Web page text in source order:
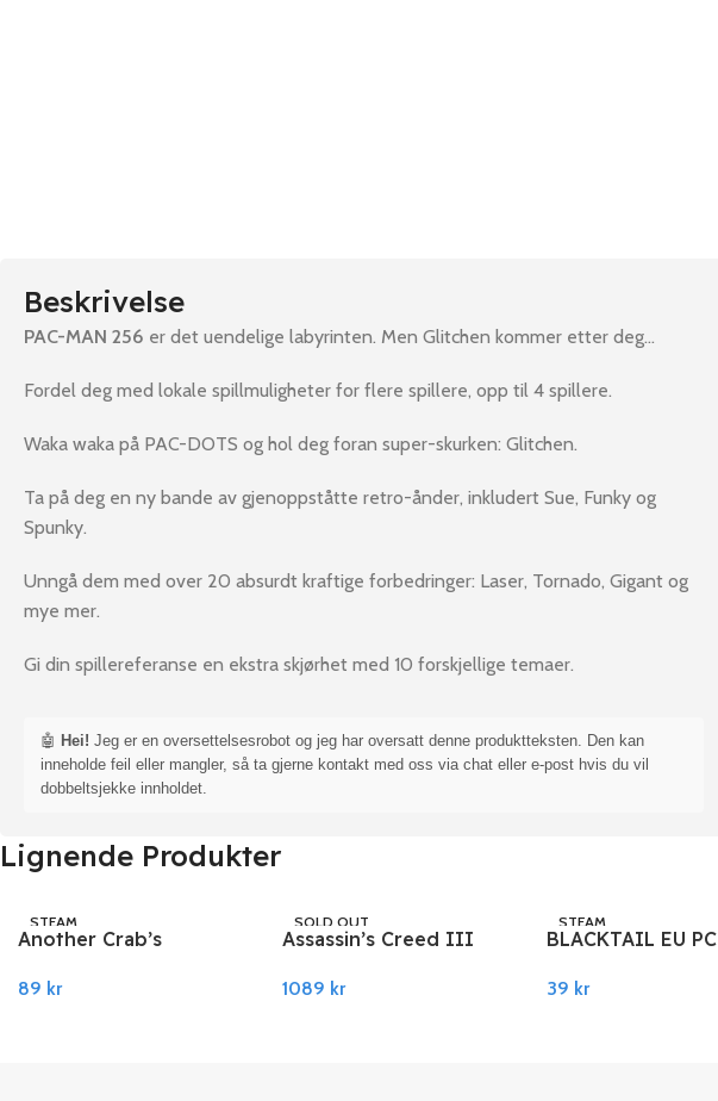
Beskrivelse
PAC-MAN 256 er det uendelige labyrinten. Men Glitchen kommer etter deg…
Fordel deg med lokale spillmuligheter for flere spillere, opp til 4 spillere.
Waka waka på PAC-DOTS og hol deg foran super-skurken: Glitchen.
Ta på deg en ny bande av gjenoppståtte retro-ånder, inkludert Sue, Funky og
Spunky.
Unngå dem med over 20 absurdt kraftige forbedringer: Laser, Tornado, Gigant og
mye mer.
Gi din spillereferanse en ekstra skjørhet med 10 forskjellige temaer.
🤖 Hei! Jeg er en oversettelsesrobot og jeg har oversatt denne produktteksten. Den kan
inneholde feil eller mangler, så ta gjerne kontakt med oss via chat eller e-post hvis du vil
dobbeltsjekke innholdet.
Lignende Produkter
STEAM
Another Crab’s
89 kr
SOLD OUT
UBISOFT
Assassin’s Creed III
Connect
1089 kr
STEAM
BLACKTAIL EU PC
39 kr